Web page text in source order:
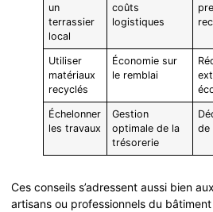
un
terrassier
local
coûts
logistiques
Utiliser
matériaux
recyclés
Économie sur
le remblai
Échelonner
les travaux
Gestion
optimale de la
trésorerie
de
Ces conseils s’adressent aussi bien
artisans ou professionnels du